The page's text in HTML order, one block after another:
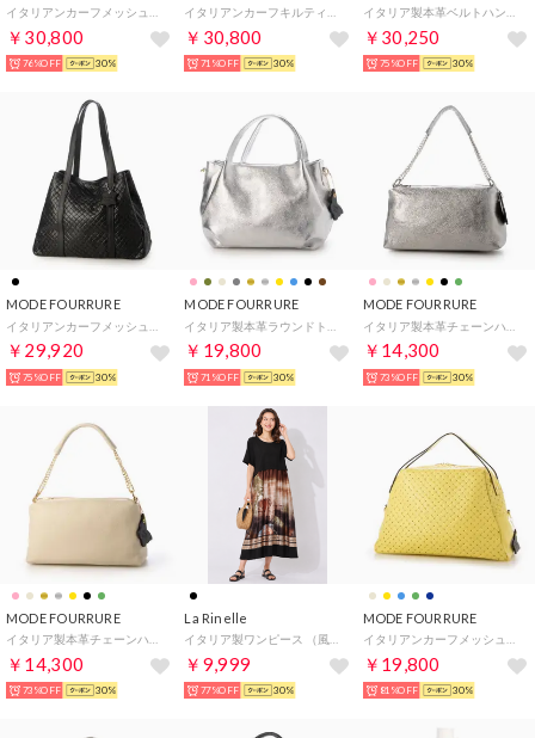
￥30,800
76%OFF 30%
￥30,800
71%OFF 30%
￥30,250
75%OFF 30%
MODE FOURRURE
￥29,920
75%OFF 30%
MODE FOURRURE
￥19,800
71%OFF 30%
MODE FOURRURE
￥14,300
73%OFF 30%
MODE FOURRURE
￥14,300
73%OFF 30%
La Rinelle
￥9,999
77%OFF 30%
MODE FOURRURE
￥19,800
81%OFF 30%